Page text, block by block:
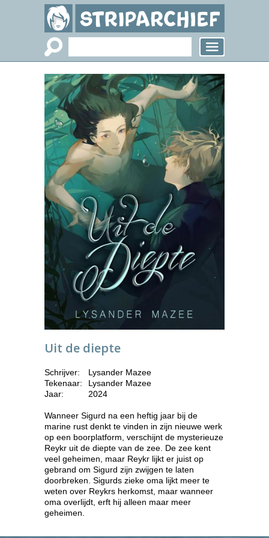
Uit de diepte
Schrijver:
Lysander Mazee
Tekenaar:
Lysander Mazee
Jaar:
2024
Wanneer Sigurd na een heftig jaar bij de
marine rust denkt te vinden in zijn nieuwe werk
op een boorplatform, verschijnt de mysterieuze
Reykr uit de diepte van de zee. De zee kent
veel geheimen, maar Reykr lijkt er juist op
gebrand om Sigurd zijn zwijgen te laten
doorbreken. Sigurds zieke oma lijkt meer te
weten over Reykrs herkomst, maar wanneer
oma overlijdt, erft hij alleen maar meer
geheimen.